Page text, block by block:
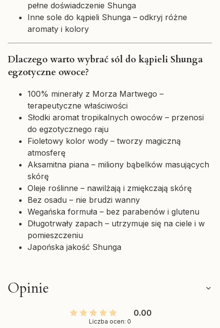
pełne doświadczenie Shunga
Inne sole do kąpieli Shunga – odkryj różne
aromaty i kolory
Dlaczego warto wybrać sól do kąpieli Shunga
egzotyczne owoce?
100% minerały z Morza Martwego –
terapeutyczne właściwości
Słodki aromat tropikalnych owoców – przenosi
do egzotycznego raju
Fioletowy kolor wody – tworzy magiczną
atmosferę
Aksamitna piana – miliony bąbelków masujących
skórę
Oleje roślinne – nawilżają i zmiękczają skórę
Bez osadu – nie brudzi wanny
Wegańska formuła – bez parabenów i glutenu
Długotrwały zapach – utrzymuje się na ciele i w
pomieszczeniu
Japońska jakość Shunga
Opinie
0.00
Liczba ocen: 0